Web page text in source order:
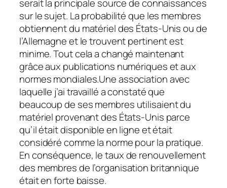
serait la principale source de connaissances
sur le sujet. La probabilité que les membres
obtiennent du matériel des États-Unis ou de
l’Allemagne et le trouvent pertinent est
minime. Tout cela a changé maintenant
grâce aux publications numériques et aux
normes mondiales.Une association avec
laquelle j’ai travaillé a constaté que
beaucoup de ses membres utilisaient du
matériel provenant des États-Unis parce
qu’il était disponible en ligne et était
considéré comme la norme pour la pratique.
En conséquence, le taux de renouvellement
des membres de l’organisation britannique
était en forte baisse.